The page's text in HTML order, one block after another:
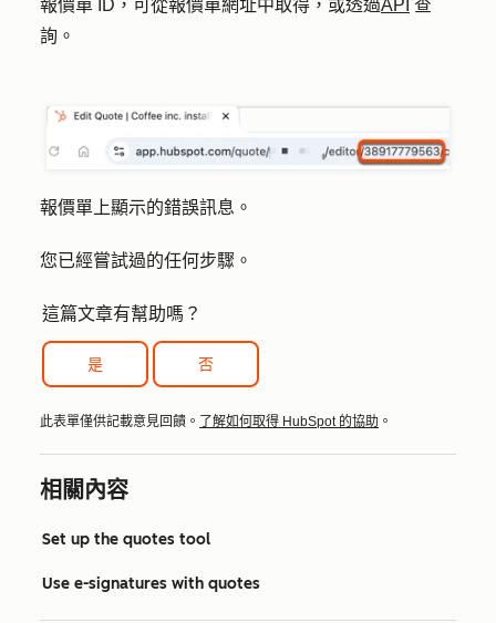
報價單 ID，可從報價單網址中取得，或透過API 查
詢。
報價單上顯示的錯誤訊息。
您已經嘗試過的任何步驟。
這篇文章有幫助嗎？
是 否
此表單僅供記載意見回饋。 了解如何取得 HubSpot 的協助 。
相關內容
Set up the quotes tool
Use e-signatures with quotes